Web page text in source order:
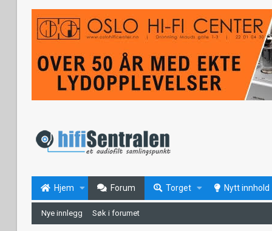
Hjem Forum Torget Nytt innhold
Nye innlegg Søk i forumet